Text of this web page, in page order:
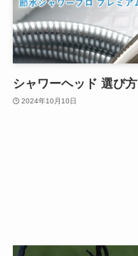
シャワーヘッド 選び方
2024年10月10日